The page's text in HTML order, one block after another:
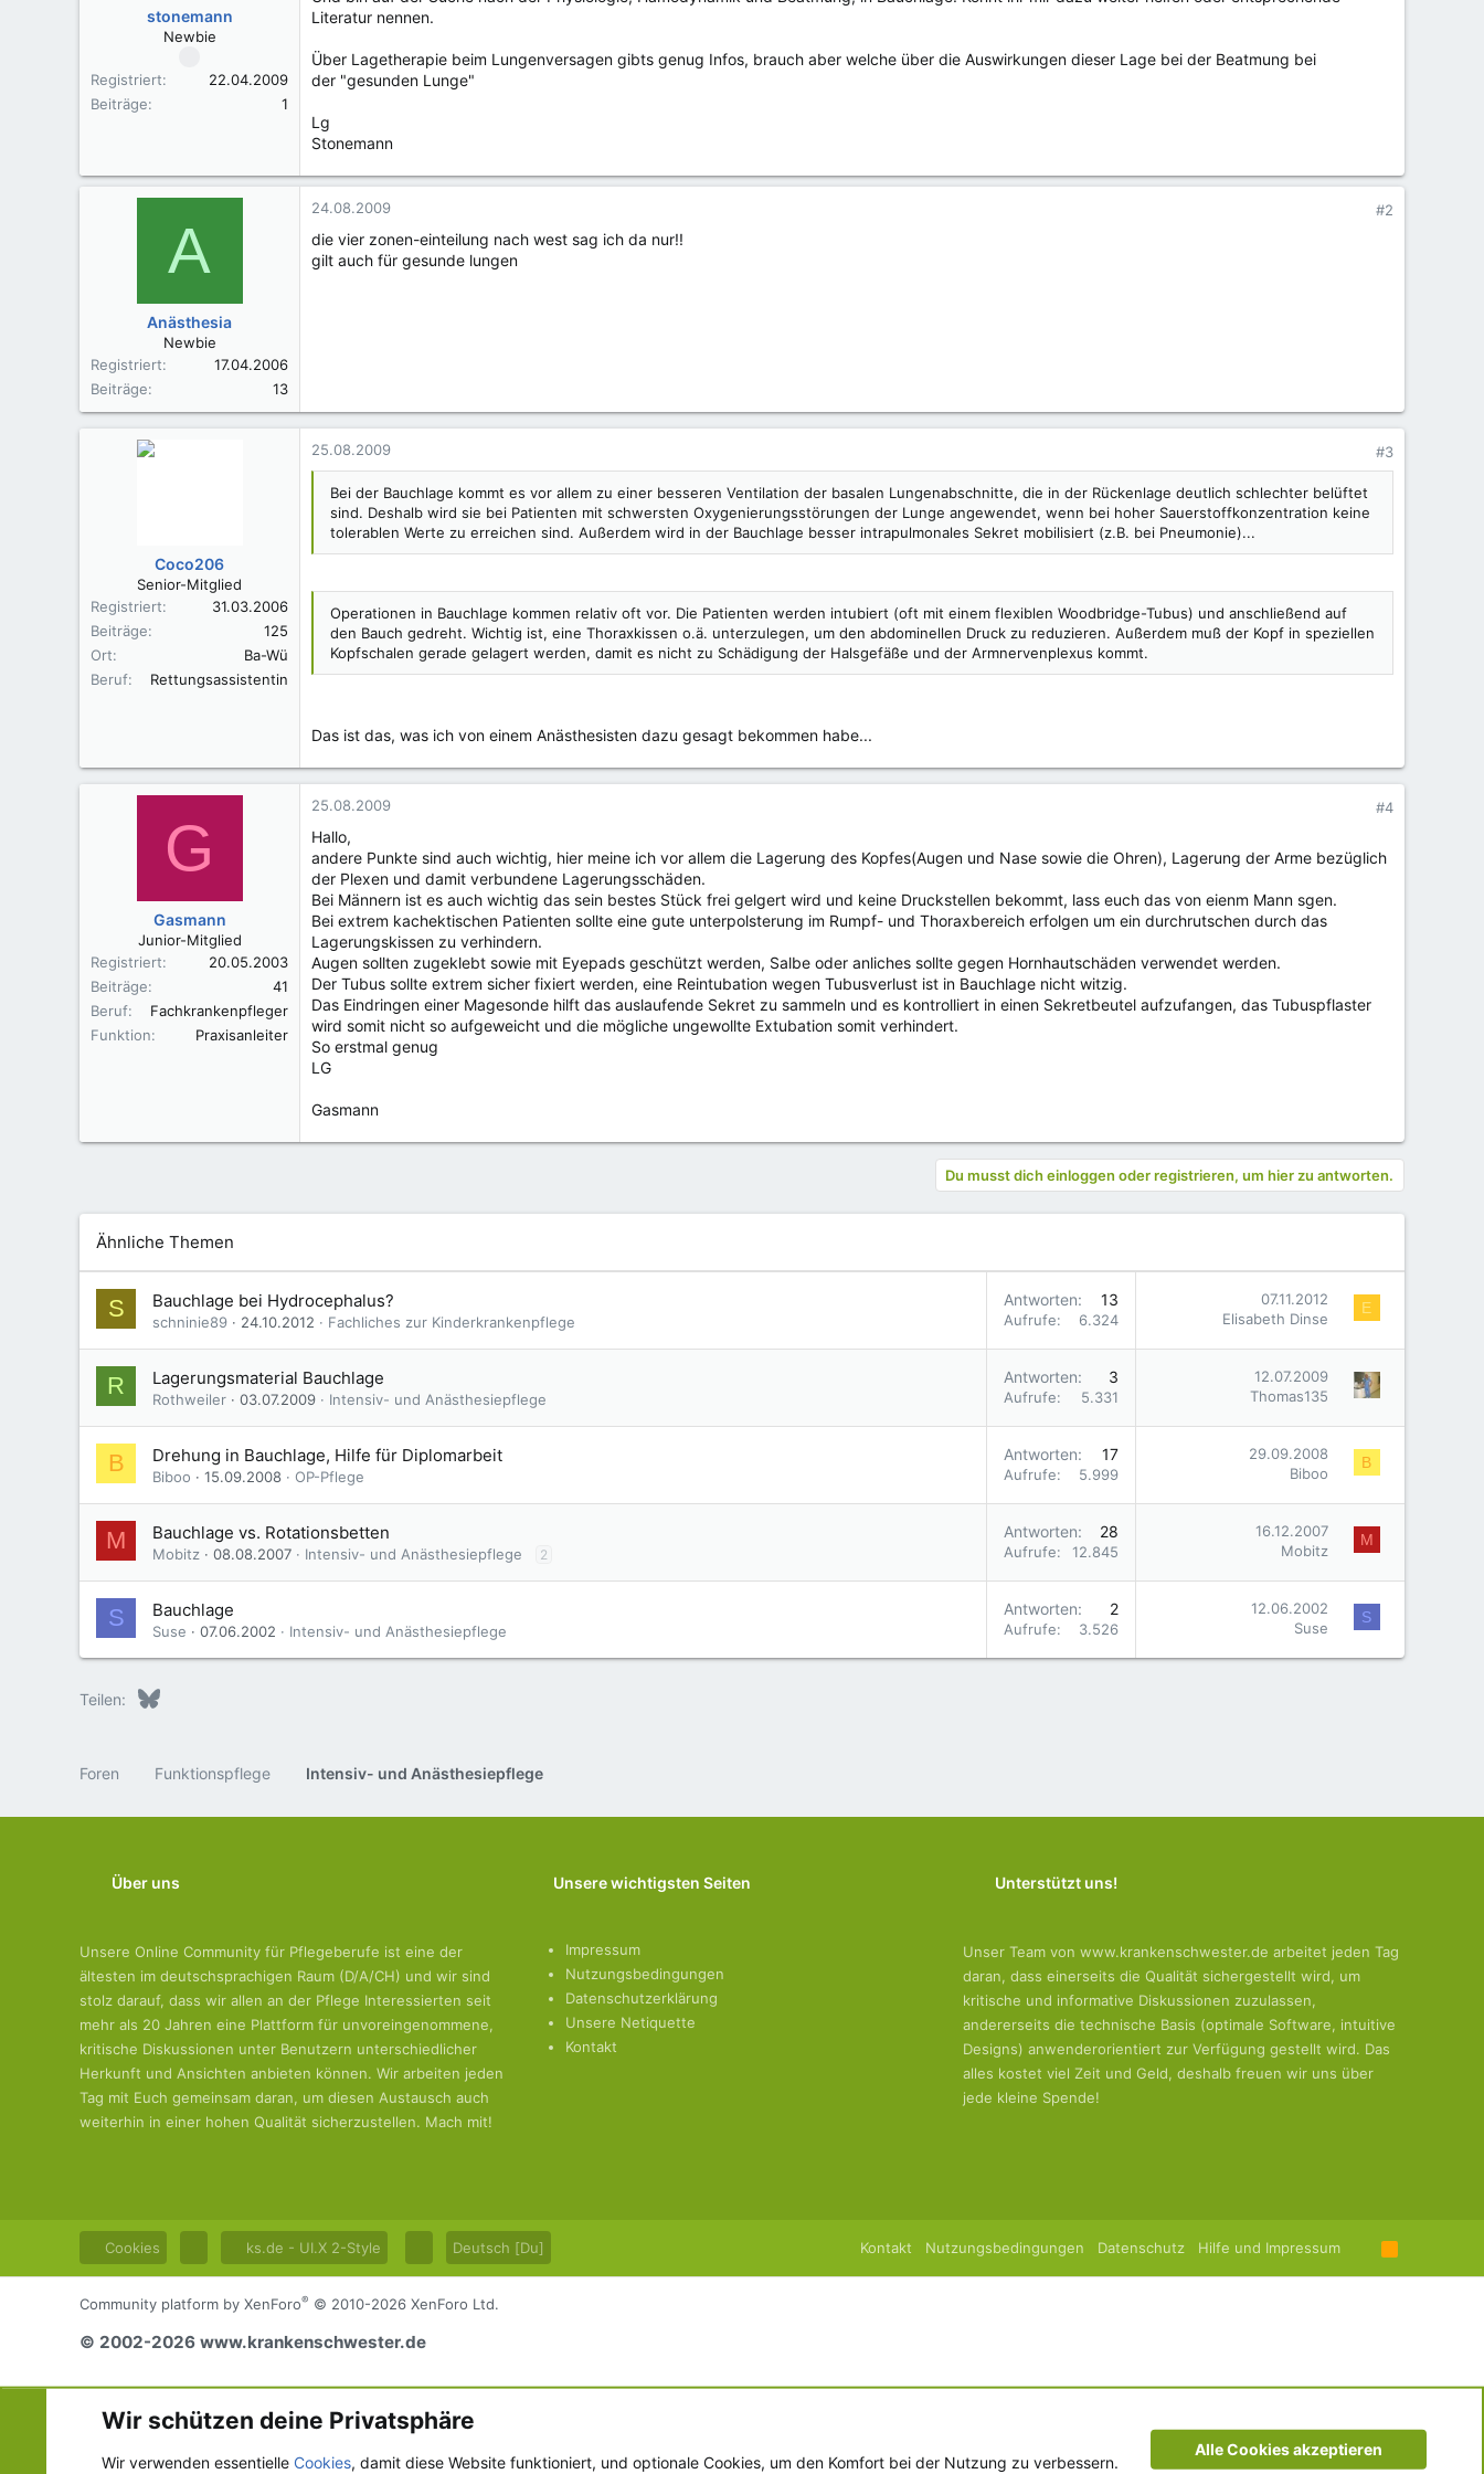
stonemann
Newbie
Registriert
22.04.2009
Beiträge
1
Literatur nennen.
Über Lagetherapie beim Lungenversagen gibts genug Infos, brauch aber welche über die Auswirkungen dieser Lage bei der Beatmung bei
der "gesunden Lunge"
Lg
Stonemann
A
Anästhesia
Newbie
Registriert
17.04.2006
Beiträge
13
24.08.2009 #2
die vier zonen-einteilung nach west sag ich da nur!!
gilt auch für gesunde lungen
Coco206
Senior-Mitglied
Registriert
31.03.2006
Beiträge
125
Ort
Ba-Wü
Beruf
Rettungsassistentin
25.08.2009 #3
Bei der Bauchlage kommt es vor allem zu einer besseren Ventilation der basalen Lungenabschnitte, die in der Rückenlage deutlich schlechter belüftet
sind. Deshalb wird sie bei Patienten mit schwersten Oxygenierungsstörungen der Lunge angewendet, wenn bei hoher Sauerstoffkonzentration keine
tolerablen Werte zu erreichen sind. Außerdem wird in der Bauchlage besser intrapulmonales Sekret mobilisiert (z.B. bei Pneumonie)...
Operationen in Bauchlage kommen relativ oft vor. Die Patienten werden intubiert (oft mit einem flexiblen Woodbridge-Tubus) und anschließend auf
den Bauch gedreht. Wichtig ist, eine Thoraxkissen o.ä. unterzulegen, um den abdominellen Druck zu reduzieren. Außerdem muß der Kopf in speziellen
Kopfschalen gerade gelagert werden, damit es nicht zu Schädigung der Halsgefäße und der Armnervenplexus kommt.
Das ist das, was ich von einem Anästhesisten dazu gesagt bekommen habe...
G
Gasmann
Junior-Mitglied
Registriert
20.05.2003
Beiträge
41
Beruf
Fachkrankenpfleger
Funktion
Praxisanleiter
25.08.2009 #4
Hallo,
andere Punkte sind auch wichtig, hier meine ich vor allem die Lagerung des Kopfes(Augen und Nase sowie die Ohren), Lagerung der Arme bezüglich
der Plexen und damit verbundene Lagerungsschäden.
Bei Männern ist es auch wichtig das sein bestes Stück frei gelgert wird und keine Druckstellen bekommt, lass euch das von eienm Mann sgen.
Bei extrem kachektischen Patienten sollte eine gute unterpolsterung im Rumpf- und Thoraxbereich erfolgen um ein durchrutschen durch das
Lagerungskissen zu verhindern.
Augen sollten zugeklebt sowie mit Eyepads geschützt werden, Salbe oder anliches sollte gegen Hornhautschäden verwendet werden.
Der Tubus sollte extrem sicher fixiert werden, eine Reintubation wegen Tubusverlust ist in Bauchlage nicht witzig.
Das Eindringen einer Magesonde hilft das auslaufende Sekret zu sammeln und es kontrolliert in einen Sekretbeutel aufzufangen, das Tubuspflaster
wird somit nicht so aufgeweicht und die mögliche ungewollte Extubation somit verhindert.
So erstmal genug
LG
Gasmann
Du musst dich einloggen oder registrieren, um hier zu antworten.
Ähnliche Themen
S Bauchlage bei Hydrocephalus?
schninie89 24.10.2012 Fachliches zur Kinderkrankenpflege
Antworten 13
Aufrufe 6.324
07.11.2012
Elisabeth Dinse
E
R Lagerungsmaterial Bauchlage
Rothweiler 03.07.2009 Intensiv- und Anästhesiepflege
Antworten 3
Aufrufe 5.331
12.07.2009
Thomas135
B Drehung in Bauchlage, Hilfe für Diplomarbeit
Biboo 15.09.2008 OP-Pflege
Antworten 17
Aufrufe 5.999
29.09.2008
Biboo
B
M Bauchlage vs. Rotationsbetten
Mobitz 08.08.2007 Intensiv- und Anästhesiepflege 2
Antworten 28
Aufrufe 12.845
16.12.2007
Mobitz
M
S Bauchlage
Suse 07.06.2002 Intensiv- und Anästhesiepflege
Antworten 2
Aufrufe 3.526
12.06.2002
Suse
S
Teilen: Bluesky
Foren Funktionspflege Intensiv- und Anästhesiepflege
Über uns
Unsere Online Community für Pflegeberufe ist eine der
ältesten im deutschsprachigen Raum (D/A/CH) und wir sind
stolz darauf, dass wir allen an der Pflege Interessierten seit
mehr als 20 Jahren eine Plattform für unvoreingenommene,
kritische Diskussionen unter Benutzern unterschiedlicher
Herkunft und Ansichten anbieten können. Wir arbeiten jeden
Tag mit Euch gemeinsam daran, um diesen Austausch auch
weiterhin in einer hohen Qualität sicherzustellen. Mach mit!
Unsere wichtigsten Seiten
Impressum
Nutzungsbedingungen
Datenschutzerklärung
Unsere Netiquette
Kontakt
Unterstützt uns!
Unser Team von www.krankenschwester.de arbeitet jeden Tag
daran, dass einerseits die Qualität sichergestellt wird, um
kritische und informative Diskussionen zuzulassen,
andererseits die technische Basis (optimale Software, intuitive
Designs) anwenderorientiert zur Verfügung gestellt wird. Das
alles kostet viel Zeit und Geld, deshalb freuen wir uns über
jede kleine Spende!
Cookies ks.de - UI.X 2-Style Deutsch [Du] Kontakt Nutzungsbedingungen Datenschutz Hilfe und Impressum
R
S
S
Community platform by XenForo® © 2010-2026 XenForo Ltd.
© 2002-2026 www.krankenschwester.de
Wir schützen deine Privatsphäre
Wir verwenden essentielle Cookies, damit diese Website funktioniert, und optionale Cookies, um den Komfort bei der Nutzung zu verbessern.
Alle Cookies akzeptieren